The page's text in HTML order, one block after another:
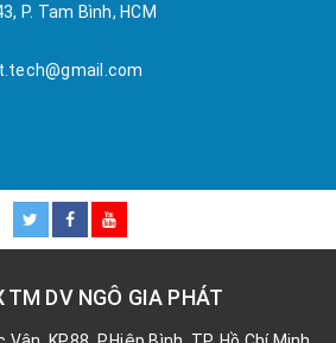
P. Tam Bình, HCM
TM DV NGÔ GIA PHÁT